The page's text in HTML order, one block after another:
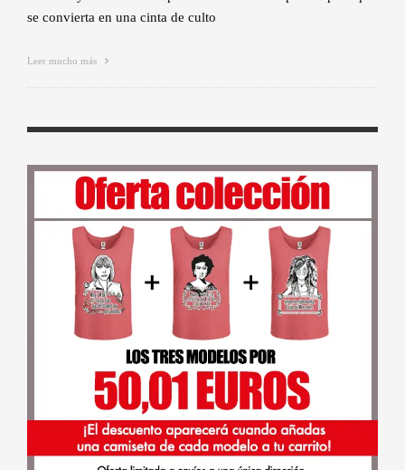
se convierta en una cinta de culto
Leer mucho más